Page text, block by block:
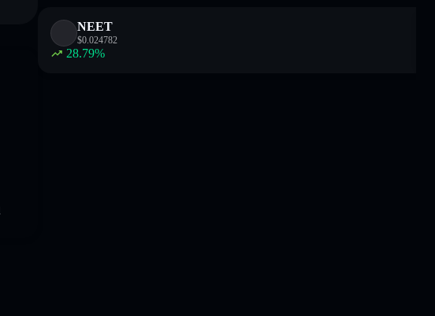
NEET
$0.024782
28.79%